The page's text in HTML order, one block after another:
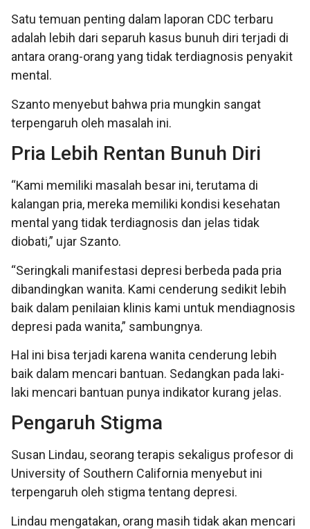
Satu temuan penting dalam laporan CDC terbaru
adalah lebih dari separuh kasus bunuh diri terjadi di
antara orang-orang yang tidak terdiagnosis penyakit
mental.
Szanto menyebut bahwa pria mungkin sangat
terpengaruh oleh masalah ini.
Pria Lebih Rentan Bunuh Diri
“Kami memiliki masalah besar ini, terutama di
kalangan pria, mereka memiliki kondisi kesehatan
mental yang tidak terdiagnosis dan jelas tidak
diobati,” ujar Szanto.
“Seringkali manifestasi depresi berbeda pada pria
dibandingkan wanita. Kami cenderung sedikit lebih
baik dalam penilaian klinis kami untuk mendiagnosis
depresi pada wanita,” sambungnya.
Hal ini bisa terjadi karena wanita cenderung lebih
baik dalam mencari bantuan. Sedangkan pada laki-
laki mencari bantuan punya indikator kurang jelas.
Pengaruh Stigma
Susan Lindau, seorang terapis sekaligus profesor di
University of Southern California menyebut ini
terpengaruh oleh stigma tentang depresi.
Lindau mengatakan, orang masih tidak akan mencari